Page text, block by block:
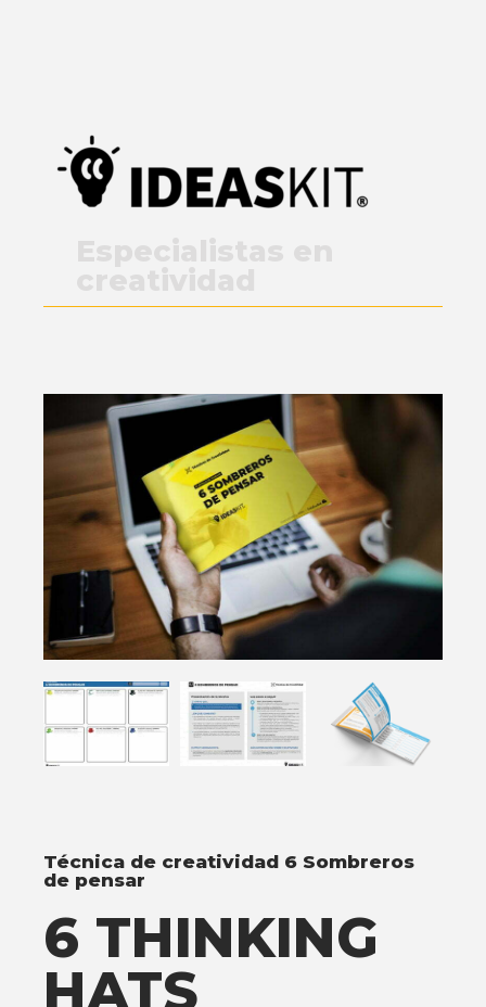
Técnica de creatividad 6 Sombreros
de pensar
6 THINKING
HATS